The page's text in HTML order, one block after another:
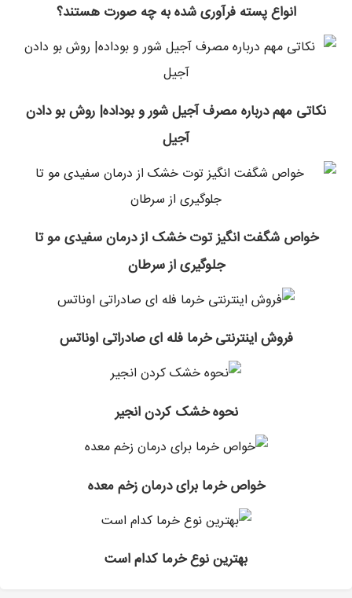
انواع پسته فرآوری ‌شده به چه صورت هستند؟
نکاتی مهم درباره مصرف آجیل شور و بوداده| روش بو دادن
آجیل
خواص شگفت انگیز توت خشک از درمان سفیدی مو تا
جلوگیری از سرطان
فروش اینترنتی خرما فله ای صادراتی اوناتس
نحوه خشک کردن انجیر
خواص خرما برای درمان زخم معده
بهترین نوع خرما کدام است